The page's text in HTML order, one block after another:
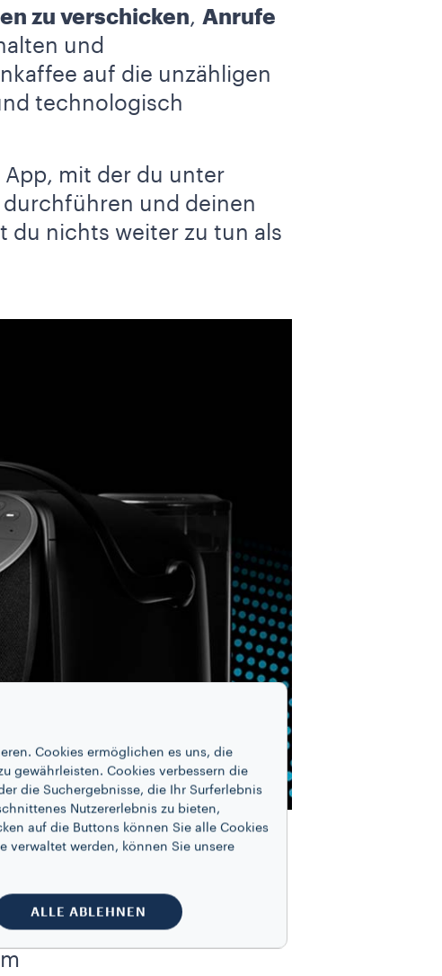
zu verschicken, Anrufe
und
auf die unzähligen
technologisch
App, mit der du unter
durchführen und deinen
du nichts weiter zu tun als
Erstes musst du
Cookies ermöglichen es uns, die
gewährleisten. Cookies verbessern die
die Suchergebnisse, die Ihr Surferlebnis
Nutzererlebnis zu bieten,
auf die Buttons können Sie alle Cookies
verwaltet werden, können Sie unsere
ALLE ABLEHNEN